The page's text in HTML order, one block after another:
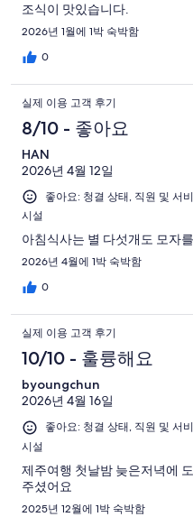
조식이 맛있습니다.
2026년 1월에 1박 숙박함
0
실제 이용 고객 후기
8/10 - 좋아요
HAN
2026년 4월 12일
좋아요: 청결 상태, 직원 및 서
시설
아침식사는 별 다섯개도 모자
2026년 4월에 1박 숙박함
0
실제 이용 고객 후기
10/10 - 훌륭해요
byoungchun
2026년 4월 16일
좋아요: 청결 상태, 직원 및 서
시설
제주여행 첫날밤 늦은저녁에
주셨어요
2025년 12월에 1박 숙박함